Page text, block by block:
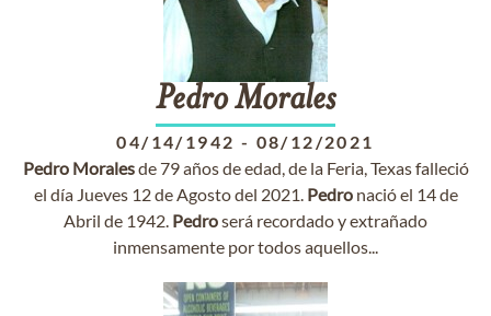
PedroMorales
04/14/1942 - 08/12/2021
Pedro Moralesde 79 años de edad, de la Feria, Texas falleció
el día Jueves 12 de Agosto del 2021. Pedronació el 14 de
Abril de 1942. Pedroserá recordado y extrañado
inmensamente por todos aquellos...